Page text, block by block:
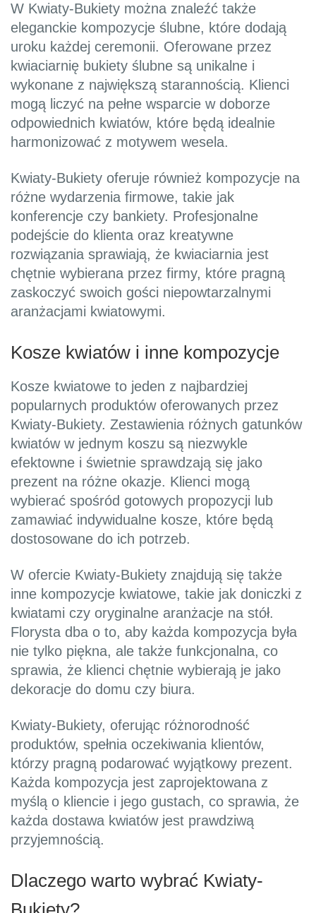
W Kwiaty-Bukiety można znaleźć także
eleganckie kompozycje ślubne, które dodają
uroku każdej ceremonii. Oferowane przez
kwiaciarnię bukiety ślubne są unikalne i
wykonane z największą starannością. Klienci
mogą liczyć na pełne wsparcie w doborze
odpowiednich kwiatów, które będą idealnie
harmonizować z motywem wesela.
Kwiaty-Bukiety oferuje również kompozycje na
różne wydarzenia firmowe, takie jak
konferencje czy bankiety. Profesjonalne
podejście do klienta oraz kreatywne
rozwiązania sprawiają, że kwiaciarnia jest
chętnie wybierana przez firmy, które pragną
zaskoczyć swoich gości niepowtarzalnymi
aranżacjami kwiatowymi.
Kosze kwiatów i inne kompozycje
Kosze kwiatowe to jeden z najbardziej
popularnych produktów oferowanych przez
Kwiaty-Bukiety. Zestawienia różnych gatunków
kwiatów w jednym koszu są niezwykle
efektowne i świetnie sprawdzają się jako
prezent na różne okazje. Klienci mogą
wybierać spośród gotowych propozycji lub
zamawiać indywidualne kosze, które będą
dostosowane do ich potrzeb.
W ofercie Kwiaty-Bukiety znajdują się także
inne kompozycje kwiatowe, takie jak doniczki z
kwiatami czy oryginalne aranżacje na stół.
Florysta dba o to, aby każda kompozycja była
nie tylko piękna, ale także funkcjonalna, co
sprawia, że klienci chętnie wybierają je jako
dekoracje do domu czy biura.
Kwiaty-Bukiety, oferując różnorodność
produktów, spełnia oczekiwania klientów,
którzy pragną podarować wyjątkowy prezent.
Każda kompozycja jest zaprojektowana z
myślą o kliencie i jego gustach, co sprawia, że
każda dostawa kwiatów jest prawdziwą
przyjemnością.
Dlaczego warto wybrać Kwiaty-